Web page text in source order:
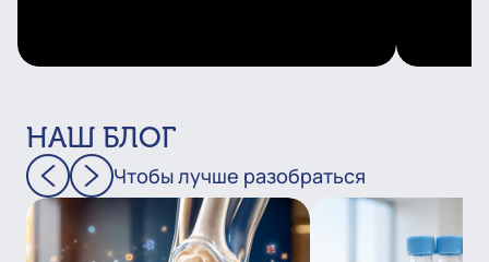
НАШ БЛОГ
Чтобы лучше разобраться